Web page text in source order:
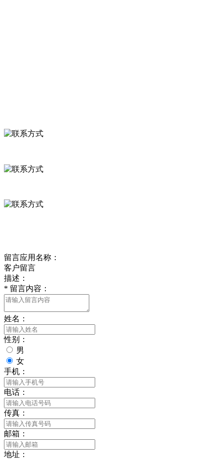
留言应用名称：
客户留言
描述：
* 留言内容：
姓名：
性别：
男
女
手机：
电话：
传真：
邮箱：
地址：